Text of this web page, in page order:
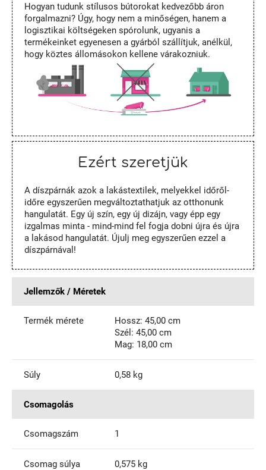
Hogyan tudunk stílusos bútorokat kedvezőbb áron
forgalmazni? Úgy, hogy nem a minőségen, hanem a
logisztikai költségeken spórolunk, ugyanis a
termékeinket egyenesen a gyárból szállítjuk, anélkül,
hogy köztes állomásokon kellene várakozniuk.
Ezért szeretjük
A díszpárnák azok a lakástextilek, melyekkel időről-
időre egyszerűen megváltoztathatjuk az otthonunk
hangulatát. Egy új szín, egy új dizájn, vagy épp egy
izgalmas minta - mind-mind fel fogja dobni újra és újra
a lakásod hangulatát. Újulj meg egyszerűen ezzel a
díszpárnával!
Jellemzők / Méretek
Termék mérete
Hossz: 45,00 cm
Szél: 45,00 cm
Mag: 18,00 cm
Súly 0,58 kg
Csomagolás
Csomagszám 1
Csomag súlya 0,575 kg